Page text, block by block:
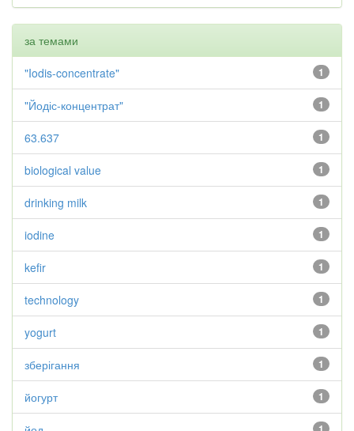
за темами
1
"Iodis-concentrate"
1
"Йодіс-концентрат"
1
63.637
1
biological value
1
drinking milk
1
iodine
1
kefir
1
technology
1
yogurt
1
зберігання
1
йогурт